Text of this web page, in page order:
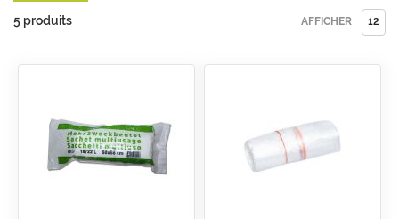
5 produits AFFICHER